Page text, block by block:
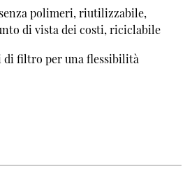
polimeri, riutilizzabile,
di vista dei costi, riciclabile
di filtro per una flessibilità